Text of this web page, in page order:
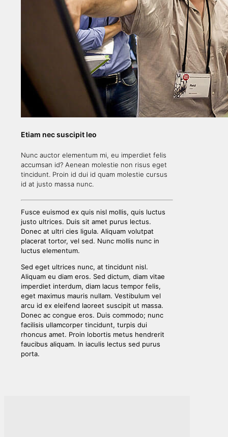
Etiam nec suscipit leo
Nunc auctor elementum mi, eu imperdiet felis
accumsan id? Aenean molestie non risus eget
tincidunt. Proin id dui id quam molestie cursus
id at justo massa nunc.
Fusce euismod ex quis nisl mollis, quis luctus
justo ultrices. Duis sit amet purus lectus.
Donec at ultri cies ligula. Aliquam volutpat
placerat tortor, vel sed. Nunc mollis nunc in
luctus elementum.
Sed eget ultrices nunc, at tincidunt nisl.
Aliquam eu diam eros. Sed dictum, diam vitae
imperdiet interdum, diam lacus tempor felis,
eget maximus mauris nullam. Vestibulum vel
arcu id ex eleifend laoreet suscipit ut massa.
Donec ac congue eros. Duis commodo; nunc
facilisis ullamcorper tincidunt, turpis dui
rhoncus amet. Proin lobortis metus hendrerit
faucibus aliquam. In iaculis lectus sed purus
porta.